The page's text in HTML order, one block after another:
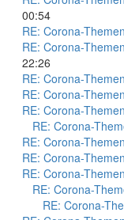
00:54
RE: Corona-Themen
RE: Corona-Themen
22:26
RE: Corona-Themen
RE: Corona-Themen
RE: Corona-Themen
RE: Corona-
RE: Corona-Themen
RE: Corona-Themen
RE: Corona-Themen
RE: Corona-
RE: Corona-